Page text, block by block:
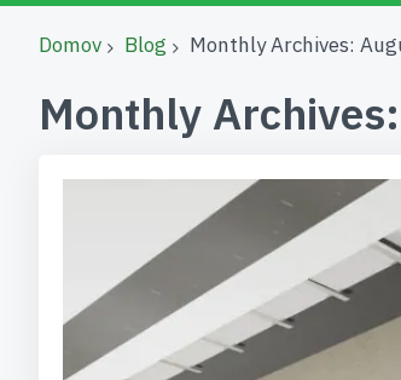
Domov Blog Monthly Archives:
Monthly